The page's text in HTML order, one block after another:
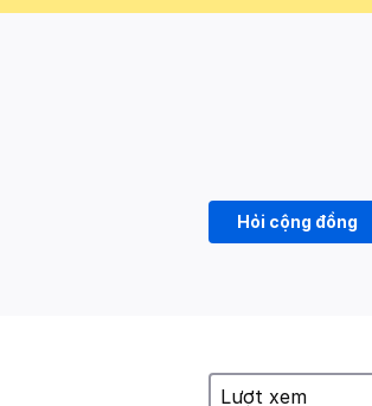
Hỏi cộng đồng